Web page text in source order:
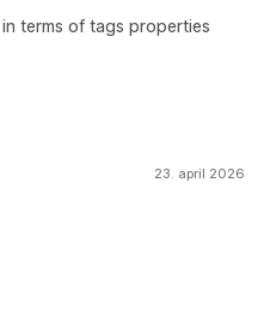
terms of tags properties
23. april 2026